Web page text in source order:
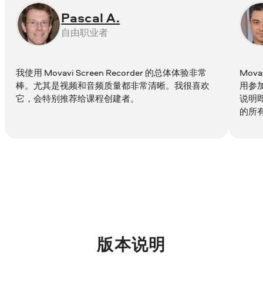
Pascal A.
自由职业者
我使用 Movavi Screen Recorder 的总体体验非常
棒。尤其是视频和音频质量都非常清晰。我很喜欢
它，会特别推荐给课程创建者。
用参
说明
的所
版本说明